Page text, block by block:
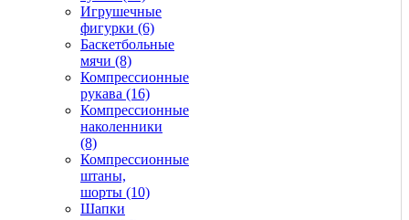
Игрушечные
фигурки (6)
Баскетбольные
мячи (8)
Компрессионные
рукава (16)
Компрессионные
наколенники
(8)
Компрессионные
штаны,
шорты (10)
Шапки